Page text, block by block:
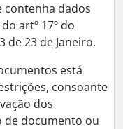
contenha dados
artº 17º do
de 23 de Janeiro.
está
consoante
dos
de documento ou